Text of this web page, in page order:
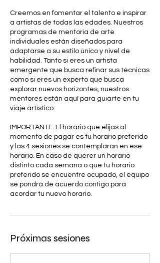
Creemos en fomentar el talento e inspirar
a artistas de todas las edades. Nuestros
programas de mentoría de arte
individuales están diseñados para
adaptarse a su estilo único y nivel de
habilidad. Tanto si eres un artista
emergente que busca refinar sus técnicas
como si eres un experto que busca
explorar nuevos horizontes, nuestros
mentores están aquí para guiarte en tu
viaje artístico.
IMPORTANTE: El horario que elijas al
momento de pagar es tu horario preferido
y las 4 sesiones se contemplarán en ese
horario. En caso de querer un horario
distinto cada semana o que tu horario
preferido se encuentre ocupado, el equipo
se pondrá de acuerdo contigo para
acordar tu nuevo horario.
Próximas sesiones